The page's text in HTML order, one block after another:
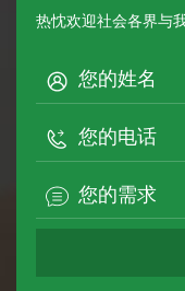
热忱欢迎社会各界与